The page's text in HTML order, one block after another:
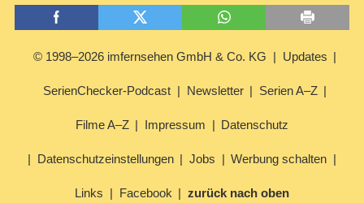
© 1998–2026 imfernsehen GmbH & Co. KG Updates
SerienChecker-Podcast Newsletter Serien A–Z
Filme A–Z Impressum Datenschutz
Datenschutzeinstellungen Jobs Werbung schalten
Links Facebook zurück nach oben